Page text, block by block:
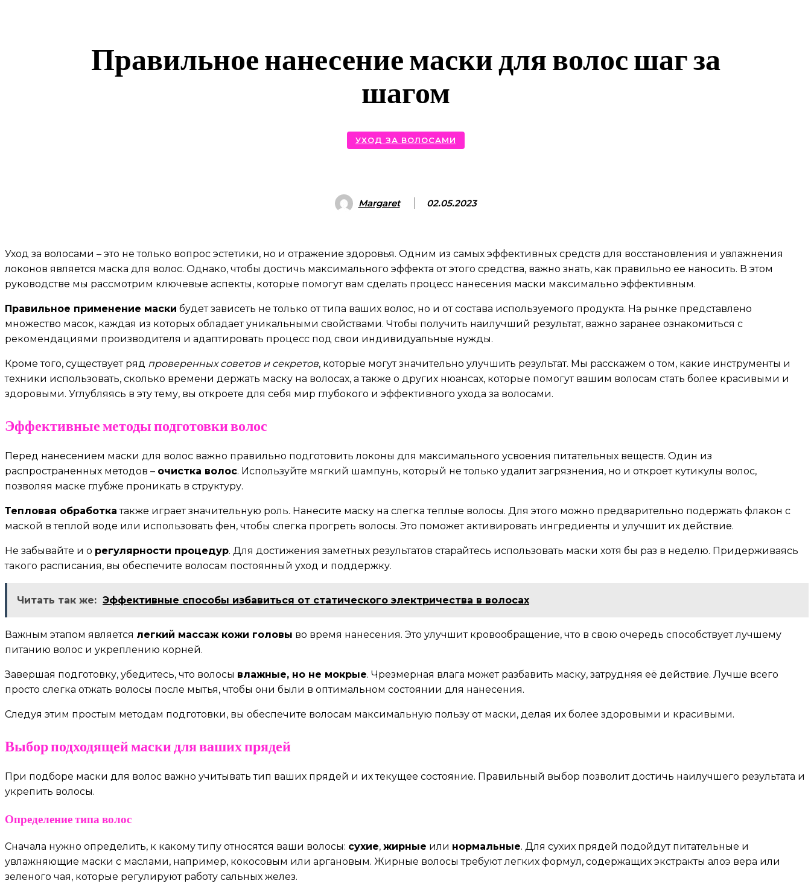
Правильное нанесение маски для волос шаг за
шагом
УХОД ЗА ВОЛОСАМИ
Margaret 02.05.2023
Уход за волосами – это не только вопрос эстетики, но и отражение здоровья. Одним из самых эффективных средств для восстановления и увлажнения
локонов является маска для волос. Однако, чтобы достичь максимального эффекта от этого средства, важно знать, как правильно ее наносить. В этом
руководстве мы рассмотрим ключевые аспекты, которые помогут вам сделать процесс нанесения маски максимально эффективным.
Правильное применение маски будет зависеть не только от типа ваших волос, но и от состава используемого продукта. На рынке представлено
множество масок, каждая из которых обладает уникальными свойствами. Чтобы получить наилучший результат, важно заранее ознакомиться с
рекомендациями производителя и адаптировать процесс под свои индивидуальные нужды.
Кроме того, существует ряд проверенных советов и секретов, которые могут значительно улучшить результат. Мы расскажем о том, какие инструменты и
техники использовать, сколько времени держать маску на волосах, а также о других нюансах, которые помогут вашим волосам стать более красивыми и
здоровыми. Углубляясь в эту тему, вы откроете для себя мир глубокого и эффективного ухода за волосами.
Эффективные методы подготовки волос
Перед нанесением маски для волос важно правильно подготовить локоны для максимального усвоения питательных веществ. Один из
распространенных методов – очистка волос. Используйте мягкий шампунь, который не только удалит загрязнения, но и откроет кутикулы волос,
позволяя маске глубже проникать в структуру.
Тепловая обработка также играет значительную роль. Нанесите маску на слегка теплые волосы. Для этого можно предварительно подержать флакон с
маской в теплой воде или использовать фен, чтобы слегка прогреть волосы. Это поможет активировать ингредиенты и улучшит их действие.
Не забывайте и о регулярности процедур. Для достижения заметных результатов старайтесь использовать маски хотя бы раз в неделю. Придерживаясь
такого расписания, вы обеспечите волосам постоянный уход и поддержку.
Читать так же: Эффективные способы избавиться от статического электричества в волосах
Важным этапом является легкий массаж кожи головы во время нанесения. Это улучшит кровообращение, что в свою очередь способствует лучшему
питанию волос и укреплению корней.
Завершая подготовку, убедитесь, что волосы влажные, но не мокрые. Чрезмерная влага может разбавить маску, затрудняя её действие. Лучше всего
просто слегка отжать волосы после мытья, чтобы они были в оптимальном состоянии для нанесения.
Следуя этим простым методам подготовки, вы обеспечите волосам максимальную пользу от маски, делая их более здоровыми и красивыми.
Выбор подходящей маски для ваших прядей
При подборе маски для волос важно учитывать тип ваших прядей и их текущее состояние. Правильный выбор позволит достичь наилучшего результата и
укрепить волосы.
Определение типа волос
Сначала нужно определить, к какому типу относятся ваши волосы: сухие, жирные или нормальные. Для сухих прядей подойдут питательные и
увлажняющие маски с маслами, например, кокосовым или аргановым. Жирные волосы требуют легких формул, содержащих экстракты алоэ вера или
зеленого чая, которые регулируют работу сальных желез.